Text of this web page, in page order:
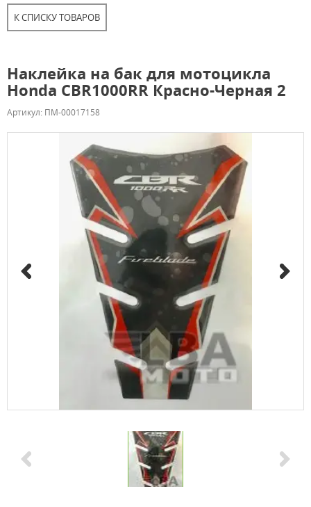
К СПИСКУ ТОВАРОВ
Наклейка на бак для мотоцикла
Honda CBR1000RR Красно-Черная 2
Артикул: ПМ-00017158